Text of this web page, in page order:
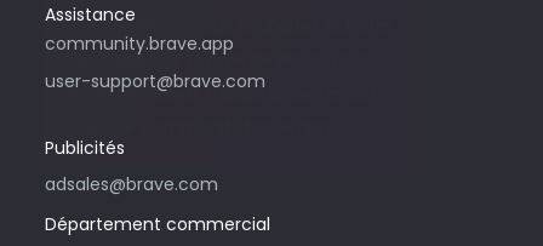
Assistance
community.brave.app
user-support@brave.com
Publicités
adsales@brave.com
uniquement si vous souhaitez acheter
des publicités auprès de Brave. Pour
toute demande d’assistance, rendez-
Département commercial